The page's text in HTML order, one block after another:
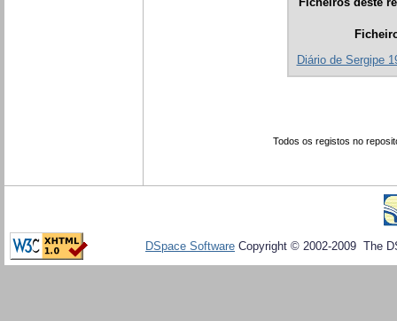
Diário de Sergipe
Todos os registos no
DSpace Software Copyright © 2002-2009 The